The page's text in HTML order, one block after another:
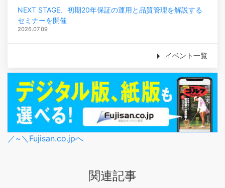
NEXT STAGE、初期20年保証の運用と品質管理を解説する
セミナーを開催
2026.07.09
イベント一覧
／~＼Fujisan.co.jpへ
関連記事